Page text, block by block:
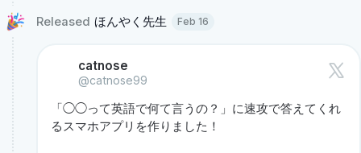
Released ほんやく先生 Feb 16
catnose
@catnose99
「◯◯って英語で何て言うの？」に速攻で答えてくれ
るスマホアプリを作りました！